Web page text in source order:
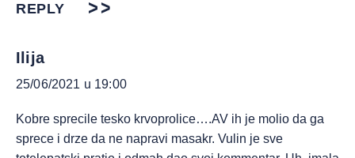
REPLY
Ilija
25/06/2021 u 19:00
Kobre sprecile tesko krvoprolice….AV ih je molio da ga
sprece i drze da ne napravi masakr. Vulin je sve